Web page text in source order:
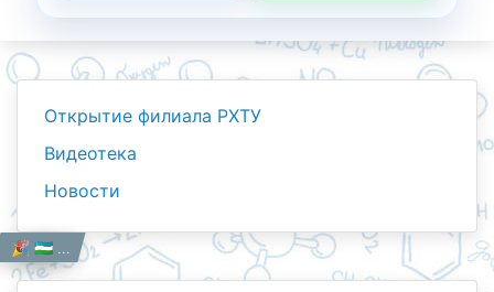
Открытие филиала РХТУ
Видеотека
Новости
Главная
Работникам
Новости 🎉 🇺🇿 Приглашаем на праздничное мероприятие ко Дню защитников Родины!